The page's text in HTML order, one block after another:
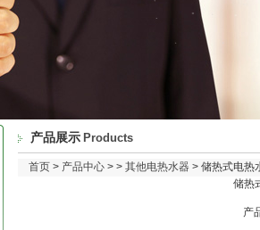
产品展示 Products
首页 > 产品中心 > > 其他电热水器 > 储热式电热
储热
产